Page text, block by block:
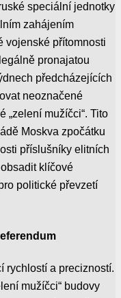
speciální jednotky
zahájením
vojenské přítomnosti
pronajatou
předcházejících
neoznačené
„zelení mužíčci“. Tito
Moskva zpočátku
příslušníky elitních
klíčové
politické převzetí
rychlostí a precizností.
mužíčci“ budovy